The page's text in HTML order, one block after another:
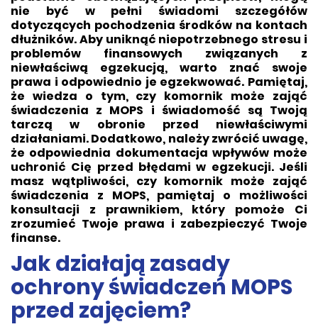
nie być w pełni świadomi szczegółów
dotyczących pochodzenia środków na kontach
dłużników. Aby uniknąć niepotrzebnego stresu i
problemów finansowych związanych z
niewłaściwą egzekucją, warto znać swoje
prawa i odpowiednio je egzekwować. Pamiętaj,
że wiedza o tym, czy komornik może zająć
świadczenia z MOPS i świadomość są Twoją
tarczą w obronie przed niewłaściwymi
działaniami. Dodatkowo, należy zwrócić uwagę,
że odpowiednia dokumentacja wpływów może
uchronić Cię przed błędami w egzekucji. Jeśli
masz wątpliwości, czy komornik może zająć
świadczenia z MOPS, pamiętaj o możliwości
konsultacji z prawnikiem, który pomoże Ci
zrozumieć Twoje prawa i zabezpieczyć Twoje
finanse.
Jak działają zasady
ochrony świadczeń MOPS
przed zajęciem?